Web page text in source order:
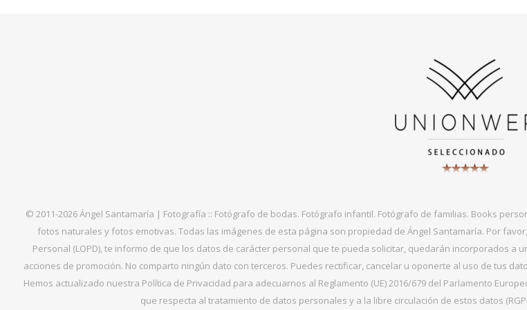
© 2011-2026 Ángel Santamaría | Fotografía :: Fotógrafo de bodas. Fotógrafo infantil. Fotógrafo de familias. Books
fotos naturales y fotos emotivas. Todas las imágenes de esta página son propiedad de Ángel Santamaría. Por
Personal (LOPD), te informo de que los datos de carácter personal que te pueda solicitar, quedarán incorporados
acciones de promoción. No comparto ningún dato con terceros. Puedes rectificar, cancelar u oponerte al uso de tus
Hemos actualizado nuestra Política de Privacidad para adecuarnos al Reglamento (UE) 2016/679 del Parlamento
que respecta al tratamiento de datos personales y a la libre circulación de estos datos